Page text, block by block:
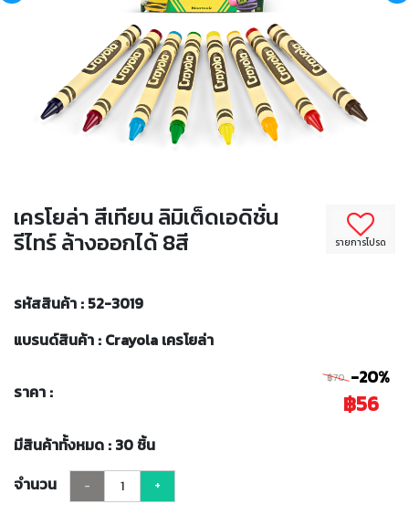
รายการโปรด
เครโยล่า สีเทียน ลิมิเต็ดเอดิชั่น
รีไทร์ ล้างออกได้ 8สี
รหัสสินค้า : 52-3019
แบรนด์สินค้า : Crayola เครโยล่า
ราคา :
฿70 -20%
฿56
มีสินค้าทั้งหมด : 30 ชิ้น
จำนวน
- +